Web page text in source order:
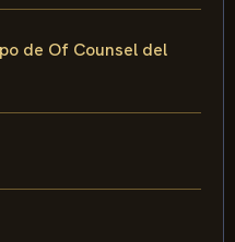
de Of Counsel del